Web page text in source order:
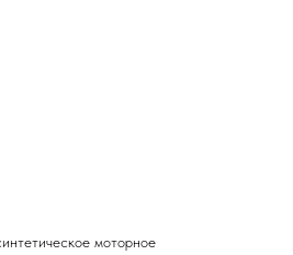
моторное